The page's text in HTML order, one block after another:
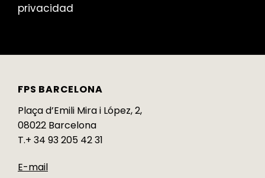
privacidad
FPS BARCELONA
Plaça d’Emili Mira i López, 2,
08022 Barcelona
T.+ 34 93 205 42 31
E-mail